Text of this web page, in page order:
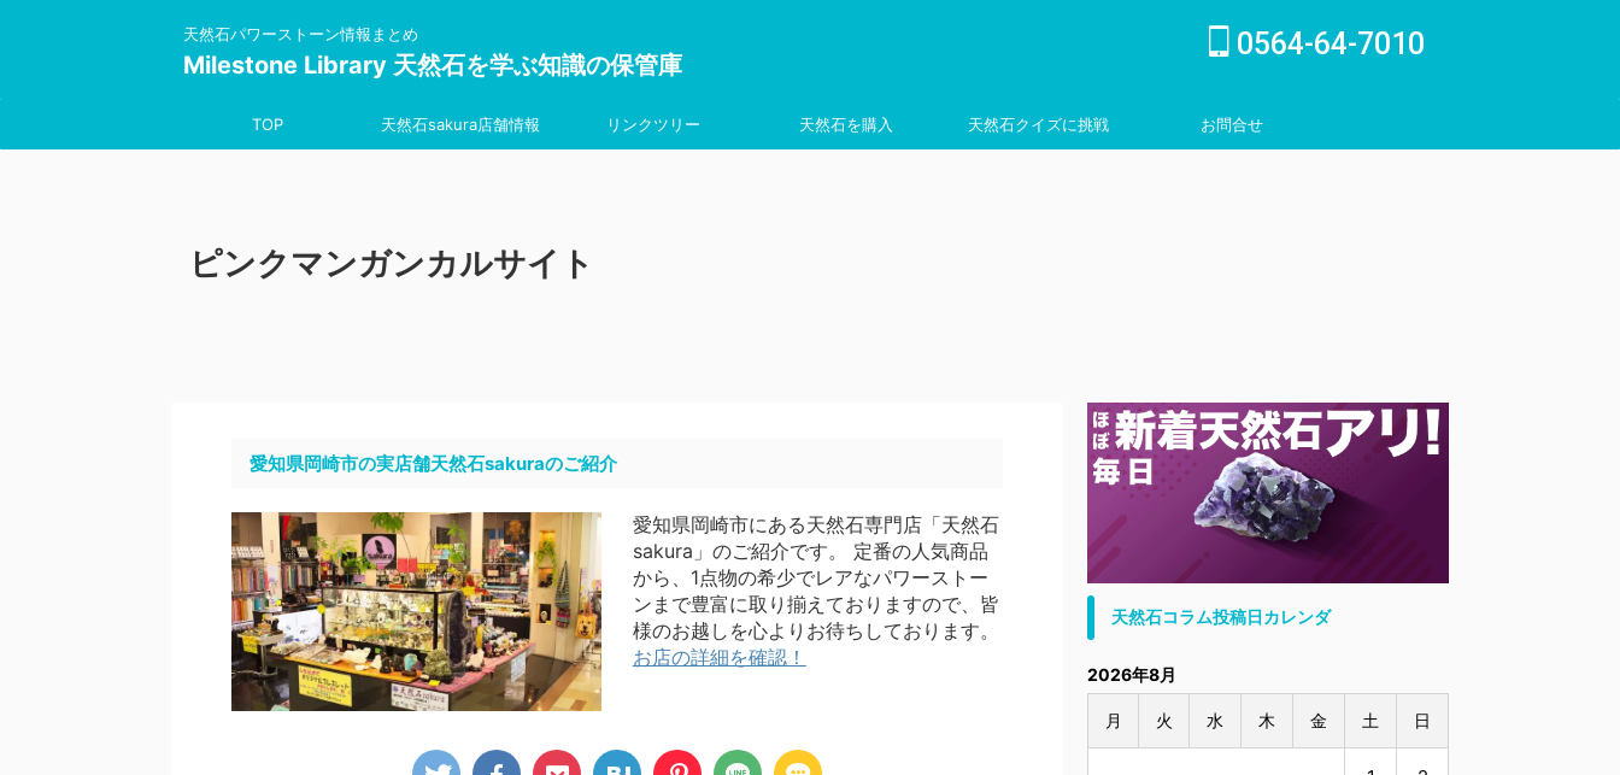
天然石パワーストーン情報まとめ
Milestone Library 天然石を学ぶ知識の保管庫
0564-64-7010
TOP 天然石sakura店舗情報 リンクツリー 天然石を購入 天然石クイズに挑戦 お問合せ
ピンクマンガンカルサイト
愛知県岡崎市の実店舗天然石sakuraのご紹介
愛知県岡崎市にある天然石専門店「天然石
sakura」のご紹介です。 定番の人気商品
から、1点物の希少でレアなパワーストー
ンまで豊富に取り揃えておりますので、皆
様のお越しを心よりお待ちしております。
お店の詳細を確認！
天然石コラム投稿日カレンダ
2026年8月
月 火 水 木 金 土 日